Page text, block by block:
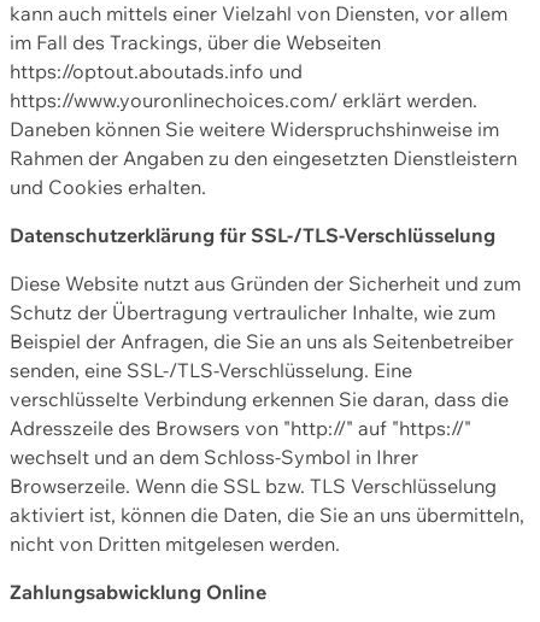
kann auch mittels einer Vielzahl von Diensten, vor allem
im Fall des Trackings, über die Webseiten
https://optout.aboutads.info und
https://www.youronlinechoices.com/ erklärt werden.
Daneben können Sie weitere Widerspruchshinweise im
Rahmen der Angaben zu den eingesetzten Dienstleistern
und Cookies erhalten.
Datenschutzerklärung für SSL-/TLS-Verschlüsselung
Diese Website nutzt aus Gründen der Sicherheit und zum
Schutz der Übertragung vertraulicher Inhalte, wie zum
Beispiel der Anfragen, die Sie an uns als Seitenbetreiber
senden, eine SSL-/TLS-Verschlüsselung. Eine
verschlüsselte Verbindung erkennen Sie daran, dass die
Adresszeile des Browsers von "http://" auf "https://"
wechselt und an dem Schloss-Symbol in Ihrer
Browserzeile. Wenn die SSL bzw. TLS Verschlüsselung
aktiviert ist, können die Daten, die Sie an uns übermitteln,
nicht von Dritten mitgelesen werden.
Zahlungsabwicklung Online